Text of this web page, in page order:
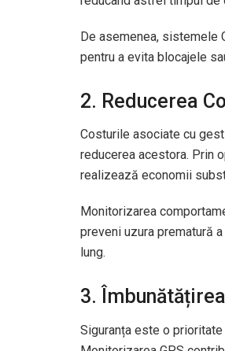
De asemenea, sistemele
pentru a evita blocajele
2. Reducerea
Costurile asociate cu
reducerea acestora. Prin
realizează economii
Monitorizarea
preveni uzura prematură
lung.
3.
Siguranța este o